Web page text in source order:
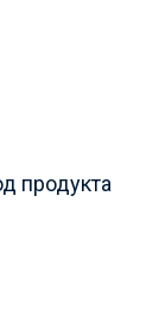
продукта